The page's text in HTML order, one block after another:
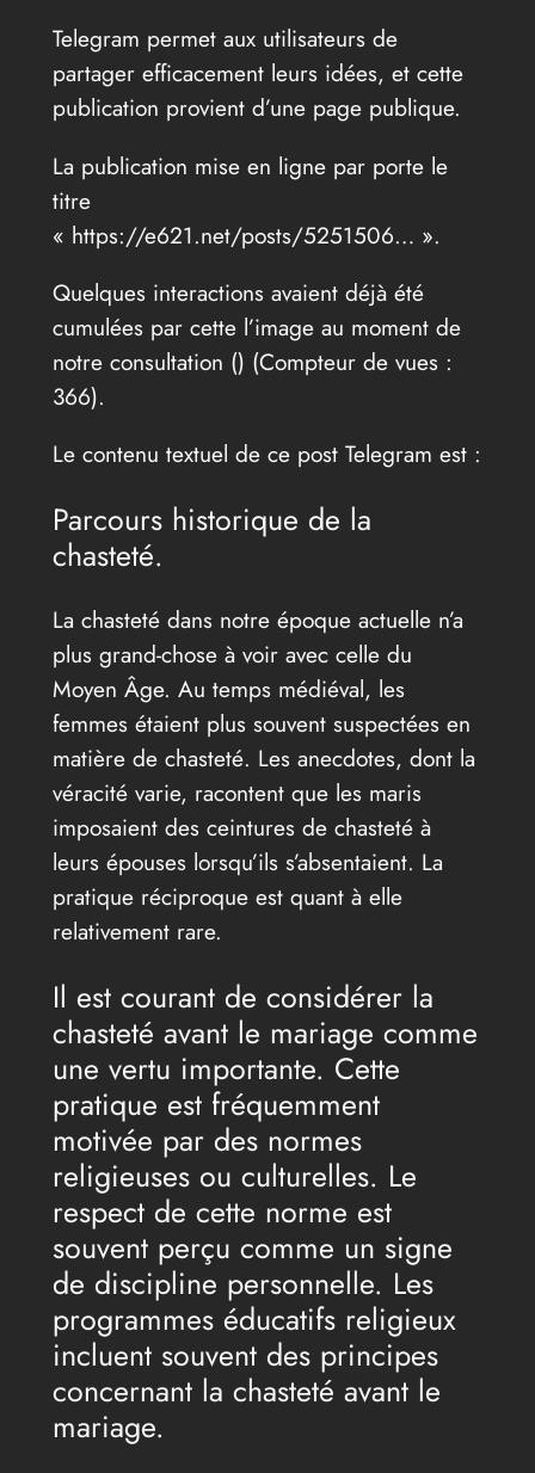
Telegram permet aux utilisateurs de
partager efficacement leurs idées, et cette
publication provient d’une page publique.
La publication mise en ligne par porte le
titre
« https://e621.net/posts/5251506… ».
Quelques interactions avaient déjà été
cumulées par cette l’image au moment de
notre consultation () (Compteur de vues :
366).
Le contenu textuel de ce post Telegram est :
Parcours historique de la
chasteté.
La chasteté dans notre époque actuelle n’a
plus grand-chose à voir avec celle du
Moyen Âge. Au temps médiéval, les
femmes étaient plus souvent suspectées en
matière de chasteté. Les anecdotes, dont la
véracité varie, racontent que les maris
imposaient des ceintures de chasteté à
leurs épouses lorsqu’ils s’absentaient. La
pratique réciproque est quant à elle
relativement rare.
Il est courant de considérer la
chasteté avant le mariage comme
une vertu importante. Cette
pratique est fréquemment
motivée par des normes
religieuses ou culturelles. Le
respect de cette norme est
souvent perçu comme un signe
de discipline personnelle. Les
programmes éducatifs religieux
incluent souvent des principes
concernant la chasteté avant le
mariage.